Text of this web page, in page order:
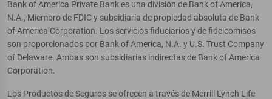
Bank of America Private Bank es una división de Bank of America,
N.A., Miembro de FDIC y subsidiaria de propiedad absoluta de Bank
of America Corporation. Los servicios fiduciarios y de fideicomisos
son proporcionados por Bank of America, N.A. y U.S. Trust Company
of Delaware. Ambas son subsidiarias indirectas de Bank of America
Corporation.
Los Productos de Seguros se ofrecen a través de Merrill Lynch Life